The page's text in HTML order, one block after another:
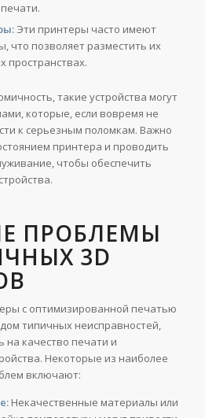
Эти принтеры часто имеют
что позволяет разместить их
пространствах.
такие устройства могут
которые, если вовремя не
к серьезным поломкам. Важно
принтера и проводить
чтобы обеспечить
ПРОБЛЕМЫ
3D
с оптимизированной печатью
типичных неисправностей,
на качество печати и
Некоторые из наиболее
включают:
Некачественные материалы или